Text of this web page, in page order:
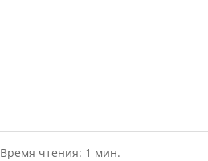
Время чтения: 1 мин.